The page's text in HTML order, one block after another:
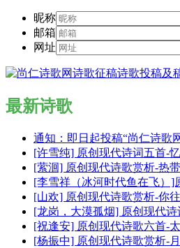
昵称
邮箱
网址
最新诗歌
通知：即日起投稿“尚仁诗歌
[许雪纯] 原创现代诗词五首-
[萦洄] 原创现代诗歌赏析-热
[李雪祥（冰河时代鱼在飞）]
[山欢] 原创现代诗歌赏析-你
[龙岗，大漠孤烟] 原创现代诗
[祝逢安] 原创现代诗歌六首-
[杨振中] 原创现代诗歌赏析-